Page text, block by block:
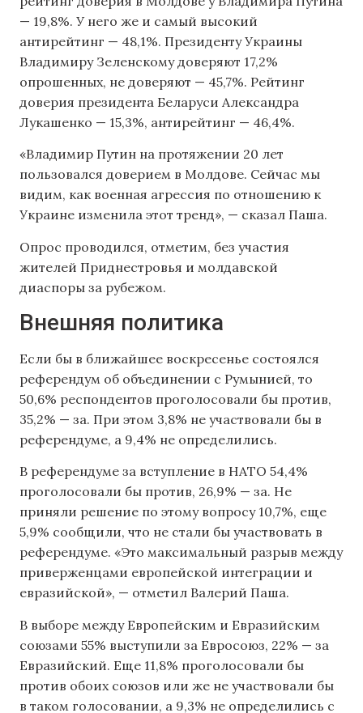
— 19,8%. У него же и самый высокий
антирейтинг — 48,1%. Президенту Украины
Владимиру Зеленскому доверяют 17,2%
опрошенных, не доверяют — 45,7%. Рейтинг
доверия президента Беларуси Александра
Лукашенко — 15,3%, антирейтинг — 46,4%.
«Владимир Путин на протяжении 20 лет
пользовался доверием в Молдове. Сейчас мы
видим, как военная агрессия по отношению к
Украине изменила этот тренд», — сказал Паша.
Опрос проводился, отметим, без участия
жителей Приднестровья и молдавской
диаспоры за рубежом.
Внешняя политика
Если бы в ближайшее воскресенье состоялся
референдум об объединении с Румынией, то
50,6% респондентов проголосовали бы против,
35,2% — за. При этом 3,8% не участвовали бы в
референдуме, а 9,4% не определились.
В референдуме за вступление в НАТО 54,4%
проголосовали бы против, 26,9% — за. Не
приняли решение по этому вопросу 10,7%, еще
5,9% сообщили, что не стали бы участвовать в
референдуме. «Это максимальный разрыв между
приверженцами европейской интеграции и
евразийской», — отметил Валерий Паша.
В выборе между Европейским и Евразийским
союзами 55% выступили за Евросоюз, 22% — за
Евразийский. Еще 11,8% проголосовали бы
против обоих союзов или же не участвовали бы
в таком голосовании, а 9,3% не определились с